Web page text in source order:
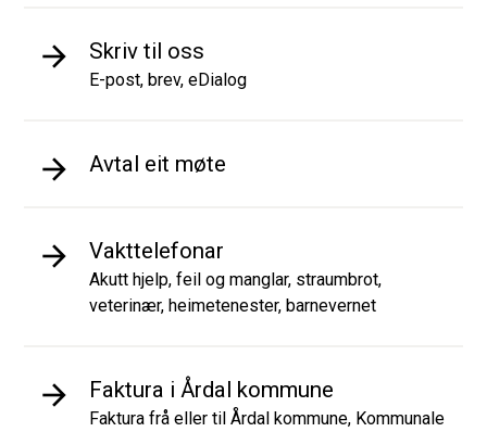
Skriv til oss
E-post, brev, eDialog
Avtal eit møte
Vakttelefonar
Akutt hjelp, feil og manglar, straumbrot,
veterinær, heimetenester, barnevernet
Faktura i Årdal kommune
Faktura frå eller til Årdal kommune, Kommunale